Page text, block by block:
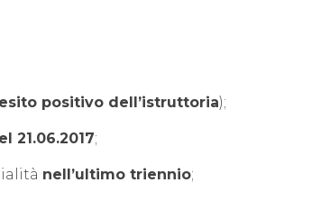
positivo dell’istruttoria);
21.06.2017;
nell’ultimo triennio;